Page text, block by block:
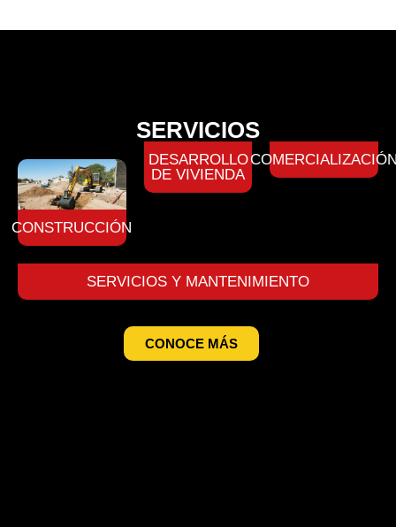
SERVICIOS
CONSTRUCCIÓN
DESARROLLO
DE VIVIENDA
SERVICIOS Y MANTENIMIENTO
CONOCE MÁS